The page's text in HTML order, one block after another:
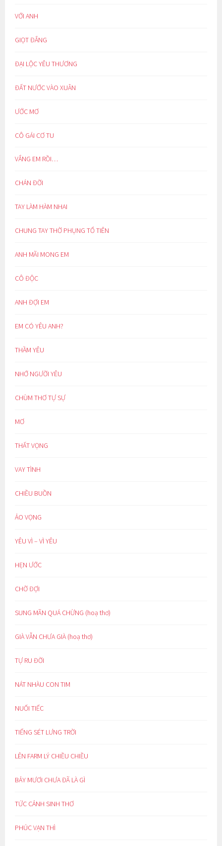
VỚI ANH
GIỌT ĐẮNG
ĐẠI LỘC YÊU THƯƠNG
ĐẤT NƯỚC VÀO XUÂN
ƯỚC MƠ
CÔ GÁI CƠ TU
VẮNG EM RỒI…
CHÁN ĐỜI
TAY LÀM HÀM NHAI
CHUNG TAY THỜ PHỤNG TỔ TIÊN
ANH MÃI MONG EM
CÔ ĐỘC
ANH ĐỢI EM
EM CÓ YÊU ANH?
THẦM YÊU
NHỚ NGƯỜI YÊU
CHÙM THƠ TỰ SỰ
MƠ
THẤT VỌNG
VAY TÌNH
CHIỀU BUỒN
ẢO VỌNG
YÊU VÌ – VÌ YÊU
HẸN ƯỚC
CHỜ ĐỢI
SUNG MÃN QUÁ CHỪNG (hoạ thơ)
GIÀ VẪN CHƯA GIÀ (hoạ thơ)
TỰ RU ĐỜI
NÁT NHÀU CON TIM
NUỐI TIẾC
TIẾNG SÉT LƯNG TRỜI
LÊN FARM LÝ CHIỀU CHIỀU
BẢY MƯƠI CHƯA ĐÃ LÀ GÌ
TỨC CẢNH SINH THƠ
PHÚC VẠN THÌ